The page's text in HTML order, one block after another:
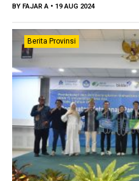
BY FAJAR A • 19 AUG 2024
Berita Provinsi